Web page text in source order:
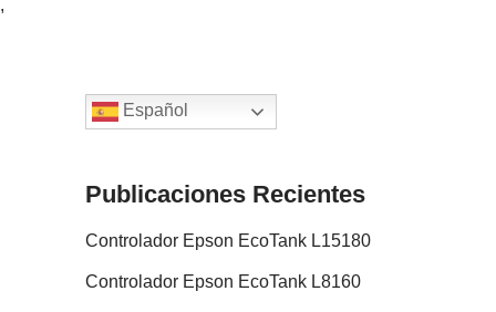
Español
Publicaciones Recientes
Controlador Epson EcoTank L15180
Controlador Epson EcoTank L8160